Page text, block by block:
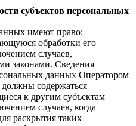
субъектов персональных
имеют право:
обработки его
случаев,
законами. Сведения
данных Оператором
содержаться
к другим субъектам
случаев, когда
раскрытия таких